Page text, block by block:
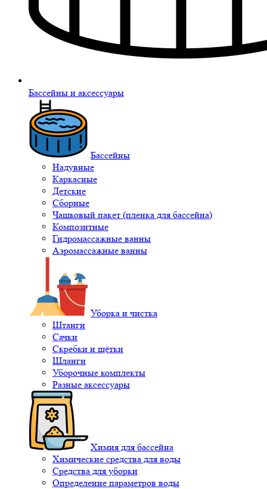
Бассейны и аксессуары
Бассейны
Надувные
Каркасные
Детские
Сборные
Чашковый пакет (пленка для бассейна)
Композитные
Гидромассажные ванны
Аэромассажные ванны
Уборка и чистка
Штанги
Сачки
Скребки и щётки
Шланги
Уборочные комплекты
Разные аксессуары
Химия для бассейна
Химические средства для воды
Средства для уборки
Определение параметров воды